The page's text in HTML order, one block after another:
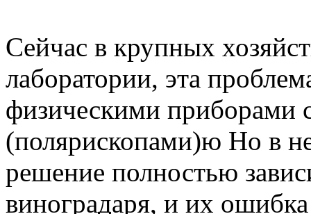
Сейчас в крупных
лаборатории, эта
физическими приборами
(полярископами)ю Но в
решение полностью
виноградаря, и их